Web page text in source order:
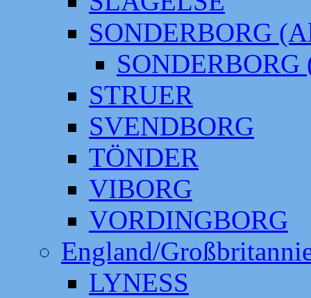
SONDERBORG
SONDERBORG
STRUER
SVENDBORG
TÖNDER
VIBORG
VORDINGBORG
England/
LYNESS